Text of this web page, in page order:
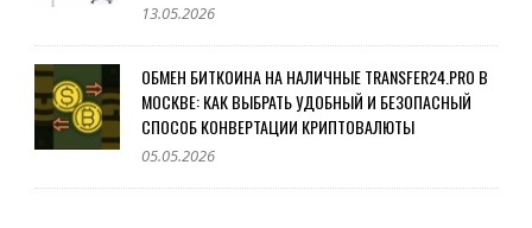
13.05.2026
ОБМЕН БИТКОИНА НА НАЛИЧНЫЕ TRANSFER24.PRO В
МОСКВЕ: КАК ВЫБРАТЬ УДОБНЫЙ И БЕЗОПАСНЫЙ
СПОСОБ КОНВЕРТАЦИИ КРИПТОВАЛЮТЫ
05.05.2026